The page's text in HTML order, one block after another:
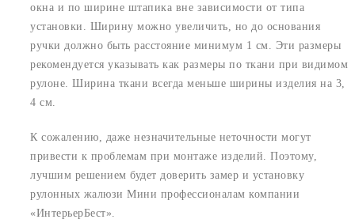
окна и по ширине штапика вне зависимости от типа
установки. Ширину можно увеличить, но до основания
ручки должно быть расстояние минимум 1 см. Эти размеры
рекомендуется указывать как размеры по ткани при видимом
рулоне. Ширина ткани всегда меньше ширины изделия на 3,
4 см.
К сожалению, даже незначительные неточности могут
привести к проблемам при монтаже изделий. Поэтому,
лучшим решением будет доверить замер и установку
рулонных жалюзи Мини профессионалам компании
«ИнтерьерБест».